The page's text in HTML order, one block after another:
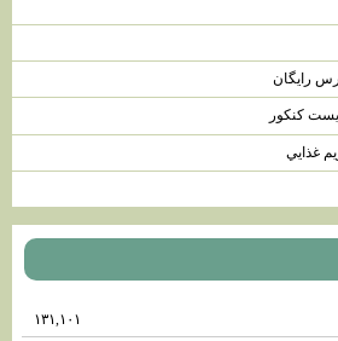
كنكور
۱۳۱,۱۰۱